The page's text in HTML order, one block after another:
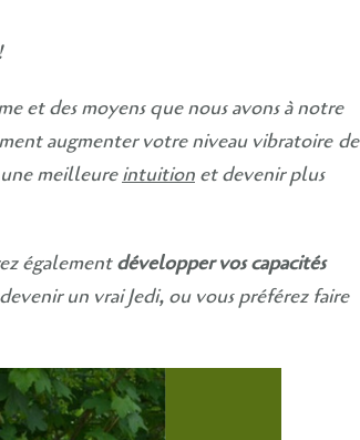
taux
vibratoire
pour
vous
?
et des moyens que nous avons à notre
augmenter votre niveau vibratoire de
meilleureintuition et devenir plus
égalementdévelopper vos capacités
un vrai Jedi, ou vous préférez faire